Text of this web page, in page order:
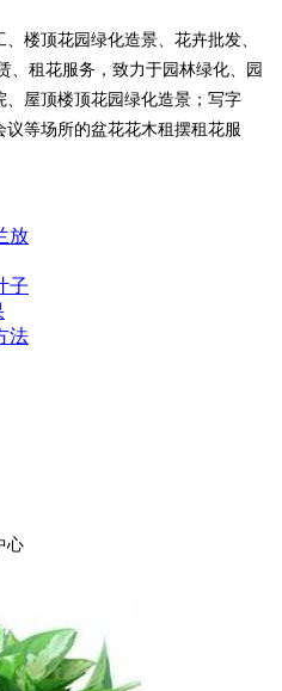
顶花园绿化造景、花卉批发、
、租花服务，致力于园林绿化、园
屋顶楼顶花园绿化造景；写字
等场所的盆花花木租摆租花服
放
子
法
心